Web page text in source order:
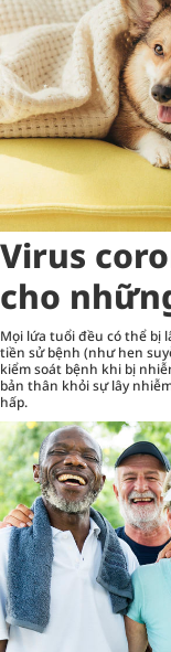
Virus
cho
Mọi lứa tuổi đều có thể bị
tiền sử bệnh (như hen
kiểm soát bệnh khi bị
bản thân khỏi sự lây
hấp.